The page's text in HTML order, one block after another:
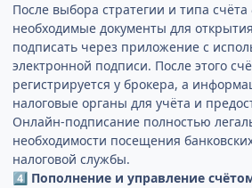
После выбора стратегии и типа
необходимые документы для
подписать через приложение с
электронной подписи. После этого
регистрируется у брокера, а
налоговые органы для учёта и
Онлайн-подписание полностью
необходимости посещения
налоговой службы.
4️⃣ Пополнение и управление